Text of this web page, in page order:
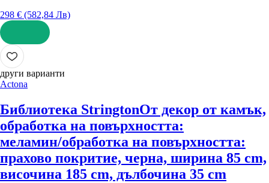
298 € (582,84 Лв)
ДОБАВИ
други варианти
Actona
Библиотека StringtonОт декор от камък,
oбработка на повърхността:
меламин/oбработка на повърхността:
прахово покритие, черна, ширина 85 cm,
височина 185 cm, дълбочина 35 cm